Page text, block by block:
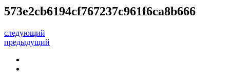
573e2cb6194cf767237c961f6ca8b666
следующий
предыдущий